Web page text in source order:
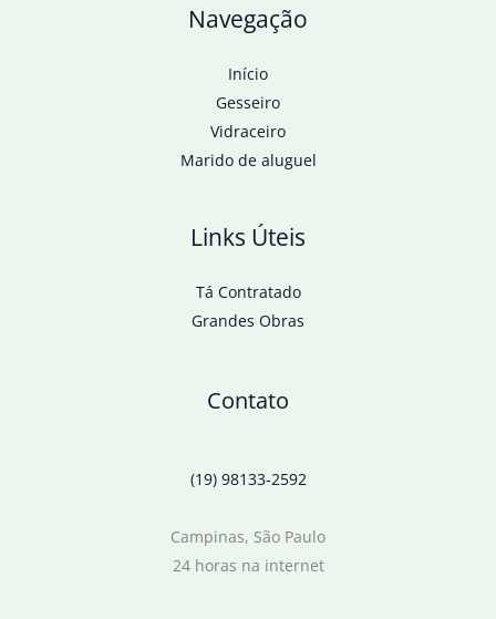
Navegação
Início
Gesseiro
Vidraceiro
Marido de aluguel
Links Úteis
Tá Contratado
Grandes Obras
Contato
(19) 98133-2592
Campinas, São Paulo
24 horas na internet